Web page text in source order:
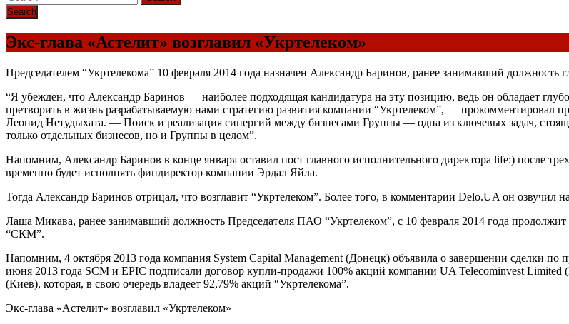
Экс-глава «Астелит» возглавил «Укртелеком»
Председателем “Укртелекома” 10 февраля 2014 года назначен Александр Баринов, ранее занимавший
“Я убежден, что Александр Баринов — наиболее подходящая кандидатура на эту позицию, ведь он обладает
претворить в жизнь разрабатываемую нами стратегию развития компании “Укртелеком”, — прокомментировал
Леонид Нетудыхата. — Поиск и реализация синергий между бизнесами Группы — одна из ключевых задач,
только отдельных бизнесов, но и Группы в целом”.
Напомним, Александр Баринов в конце января оставил пост главного исполнительного директора life:) после
временно будет исполнять финдиректор компании Эрдал Яйла.
Тогда Александр Баринов отрицал, что возглавит “Укртелеком”. Более того, в комментарии Delo.UA он озвучил
Лаша Микава, ранее занимавший должность Председателя ПАО “Укртелеком”, с 10 февраля 2014 года
“СКМ”.
Напомним, 4 октября 2013 года компания System Capital Management (Донецк) объявила о завершении сделки
июня 2013 года SCM и EPIC подписали договор купли-продажи 100% акций компании UA Telecominvest
(Киев), которая, в свою очередь владеет 92,79% акций “Укртелекома”.
Экс-глава «Астелит» возглавил «Укртелеком»